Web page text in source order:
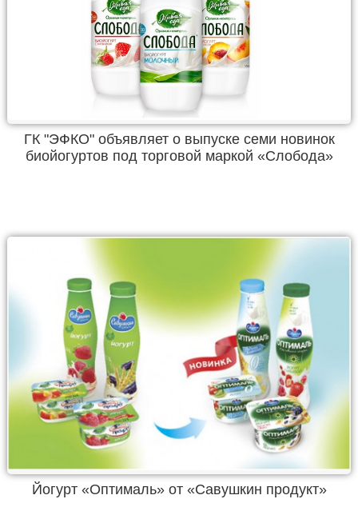
ГК "ЭФКО" объявляет о выпуске семи новинок
биойогуртов под торговой маркой «Слобода»
Йогурт «Оптималь» от «Савушкин продукт»